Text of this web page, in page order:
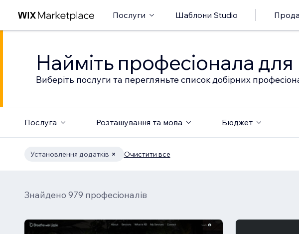
Послуги Шаблони Studio
Найміть професіонала
Виберіть послуги та перегляньте список добірних
Послуга Розташування та мова Бюджет
Установлення додатків Очистити все
Знайдено 979 професіоналів